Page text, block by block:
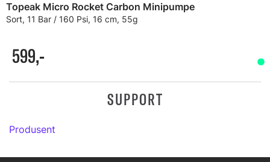
Topeak Micro Rocket Carbon Minipumpe
Sort, 11 Bar / 160 Psi, 16 cm, 55g
599,-
SUPPORT
Produsent